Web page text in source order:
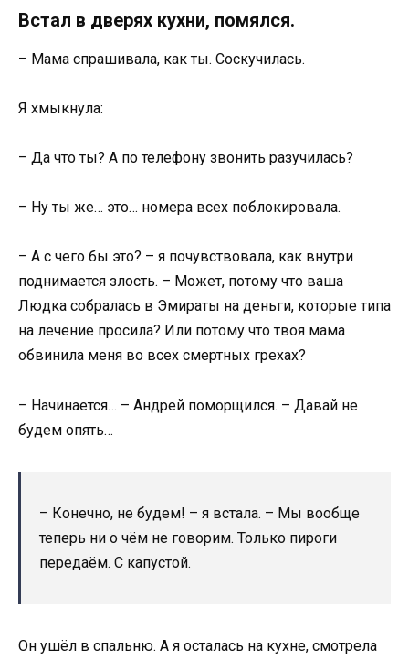
Встал в дверях кухни, помялся.
– Мама спрашивала, как ты. Соскучилась.
Я хмыкнула:
– Да что ты? А по телефону звонить разучилась?
– Ну ты же… это… номера всех поблокировала.
– А с чего бы это? – я почувствовала, как внутри
поднимается злость. – Может, потому что ваша
Людка собралась в Эмираты на деньги, которые типа
на лечение просила? Или потому что твоя мама
обвинила меня во всех смертных грехах?
– Начинается… – Андрей поморщился. – Давай не
будем опять…
– Конечно, не будем! – я встала. – Мы вообще
теперь ни о чём не говорим. Только пироги
передаём. С капустой.
Он ушёл в спальню. А я осталась на кухне, смотрела